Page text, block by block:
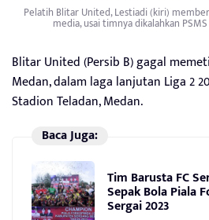
Pelatih Blitar United, Lestiadi (kiri)
media, usai timnya dikalahkan
Blitar United (Persib B) gagal
Medan, dalam laga lanjutan Liga 2
Stadion Teladan, Medan.
Baca Juga:
Tim Barusta FC
Sepak Bola Piala
Sergai 2023